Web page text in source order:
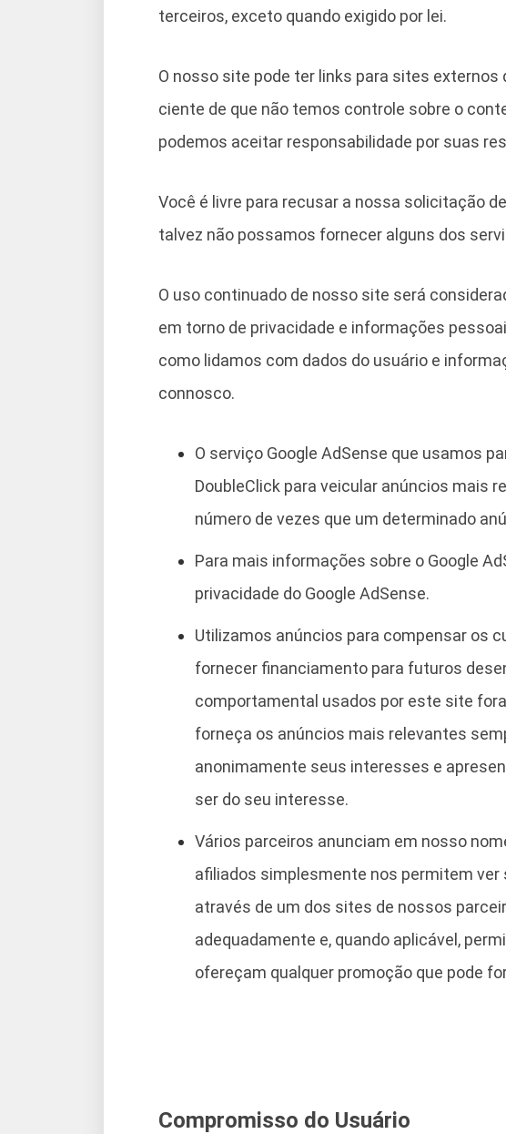
terceiros, exceto quando exigido por lei.
O nosso site pode ter links para sites externos
ciente de que não temos controle sobre o
podemos aceitar responsabilidade por suas
Você é livre para recusar a nossa solicitação
talvez não possamos fornecer alguns dos
O uso continuado de nosso site será
em torno de privacidade e informações
como lidamos com dados do usuário e
connosco.
O serviço Google AdSense que usamos
DoubleClick para veicular anúncios mais
número de vezes que um determinado
Para mais informações sobre o Google
privacidade do Google AdSense.
Utilizamos anúncios para compensar os
fornecer financiamento para futuros
comportamental usados ​​por este site
forneça os anúncios mais relevantes
anonimamente seus interesses e
ser do seu interesse.
Vários parceiros anunciam em nosso
afiliados simplesmente nos permitem
através de um dos sites de nossos
adequadamente e, quando aplicável,
ofereçam qualquer promoção que pode
Compromisso do Usuário